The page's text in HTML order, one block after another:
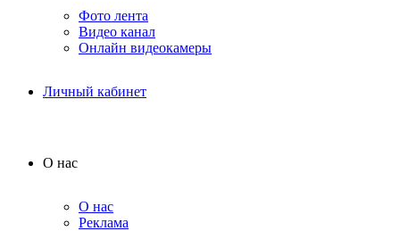
Фото лента
Видео канал
Онлайн видеокамеры
Личный кабинет
О нас
О нас
Реклама